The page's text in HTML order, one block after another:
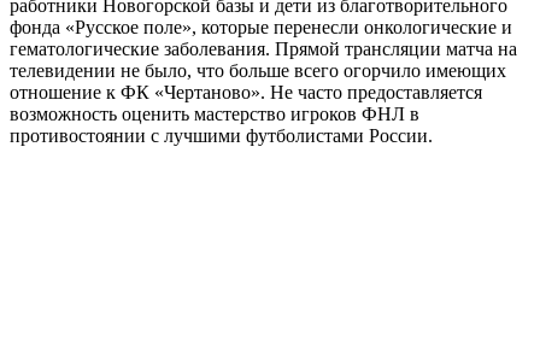
работники Новогорской базы и дети из благотворительного
фонда «Русское поле», которые перенесли онкологические и
гематологические заболевания. Прямой трансляции матча на
телевидении не было, что больше всего огорчило имеющих
отношение к ФК «Чертаново». Не часто предоставляется
возможность оценить мастерство игроков ФНЛ в
противостоянии с лучшими футболистами России.